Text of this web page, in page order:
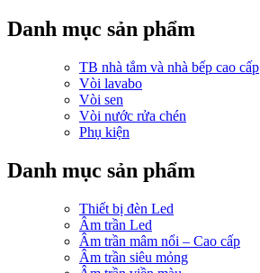
Danh mục sản phẩm
TB nhà tắm và nhà bếp cao cấp
Vòi lavabo
Vòi sen
Vòi nước rửa chén
Phụ kiện
Danh mục sản phẩm
Thiết bị đèn Led
Âm trần Led
Âm trần mâm nổi – Cao cấp
Âm trần siêu mỏng